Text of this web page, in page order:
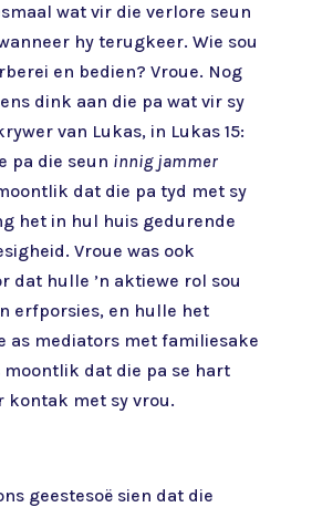
wat vir die verlore seun
hy terugkeer. Wie sou
en bedien? Vroue. Nog
dink aan die pa wat vir sy
van Lukas, in Lukas 15:
pa die seun innig jammer
dat die pa tyd met sy
het in hul huis gedurende
Vroue was ook
dat hulle ’n aktiewe rol sou
erfporsies, en hulle het
as mediators met familiesake
dat die pa se hart
kontak met sy vrou.
geestesoë sien dat die